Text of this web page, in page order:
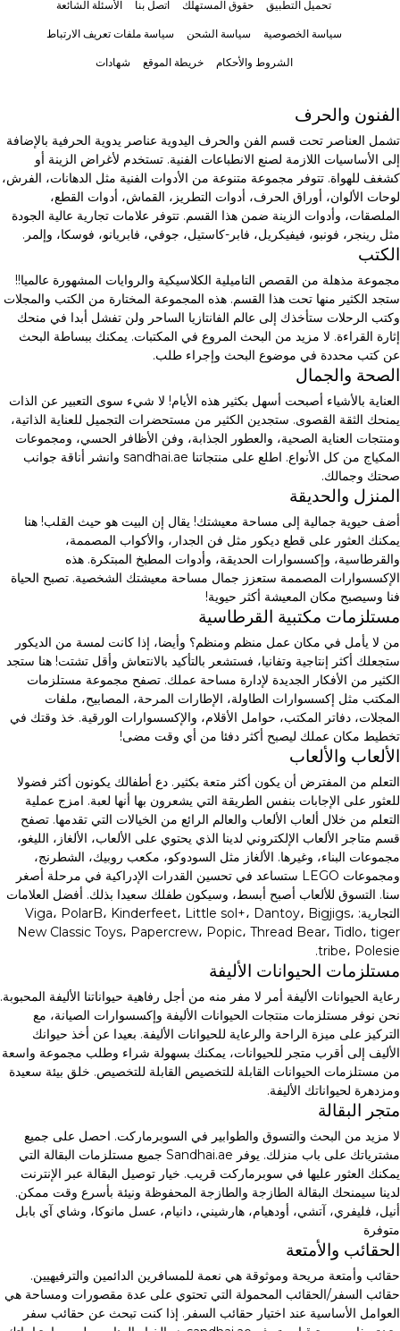
تحميل التطبيق حقوق المستهلك اتصل بنا الأسئلة الشائعة
سياسة الخصوصية سياسة الشحن سياسة ملفات تعريف الارتباط
الشروط والأحكام خريطة الموقع شهادات
الفنون والحرف
تشمل العناصر تحت قسم الفن والحرف اليدوية عناصر يدوية الحرفية بالإضافة
إلى الأساسيات اللازمة لصنع الانطباعات الفنية. تستخدم لأغراض الزينة أو
كشغف للهواة. تتوفر مجموعة متنوعة من الأدوات الفنية مثل الدهانات، الفرش،
لوحات الألوان، أوراق الحرف، أدوات التطريز، القماش، أدوات القطع،
الملصقات، وأدوات الزينة ضمن هذا القسم. تتوفر علامات تجارية عالية الجودة
مثل رينجر، فونبو، فيفيكريل، فابر-كاستيل، جوفي، فابريانو، فوسكا، وإلمر.
الكتب
مجموعة مذهلة من القصص التاميلية الكلاسيكية والروايات المشهورة عالميا!!
ستجد الكثير منها تحت هذا القسم. هذه المجموعة المختارة من الكتب والمجلات
وكتب الرحلات ستأخذك إلى عالم الفانتازيا الساحر ولن تفشل أبدا في منحك
إثارة القراءة. لا مزيد من البحث المروع في المكتبات. يمكنك ببساطة البحث
عن كتب محددة في موضوع البحث وإجراء طلب.
الصحة والجمال
العناية بالأشياء أصبحت أسهل بكثير هذه الأيام! لا شيء سوى التعبير عن الذات
يمنحك الثقة القصوى. ستجدين الكثير من مستحضرات التجميل للعناية الذاتية،
ومنتجات العناية الصحية، والعطور الجذابة، وفن الأظافر الحسي، ومجموعات
المكياج من كل الأنواع. اطلع على منتجاتنا sandhai.ae وانشر أناقة جوانب
صحتك وجمالك.
المنزل والحديقة
أضف حيوية جمالية إلى مساحة معيشتك! يقال إن البيت هو حيث القلب! هنا
يمكنك العثور على قطع ديكور مثل فن الجدار، والأكواب المصممة،
والقرطاسية، وإكسسوارات الحديقة، وأدوات المطبخ المبتكرة. هذه
الإكسسوارات المصممة ستعزز جمال مساحة معيشتك الشخصية. تصبح الحياة
فنا وسيصبح مكان المعيشة أكثر حيوية!
مستلزمات مكتبية القرطاسية
من لا يأمل في مكان عمل منظم ومنظم؟ وأيضا، إذا كانت لمسة من الديكور
ستجعلك أكثر إنتاجية وتفانيا، فستشعر بالتأكيد بالانتعاش وأقل تشتت! هنا ستجد
الكثير من الأفكار الجديدة لإدارة مساحة عملك. تصفح مجموعة مستلزمات
المكتب مثل إكسسوارات الطاولة، الإطارات المرحة، المصابيح، ملفات
المجلات، دفاتر المكتب، حوامل الأقلام، والإكسسوارات الورقية. خذ وقتك في
تخطيط مكان عملك ليصبح أكثر دفئا من أي وقت مضى!
الألعاب والألعاب
التعلم من المفترض أن يكون أكثر متعة بكثير. دع أطفالك يكونون أكثر فضولا
للعثور على الإجابات بنفس الطريقة التي يشعرون بها أنها لعبة. امزج عملية
التعلم من خلال ألعاب الألعاب والعالم الرائع من الخيالات التي تقدمها. تصفح
قسم متاجر الألعاب الإلكتروني لدينا الذي يحتوي على الألعاب، الألغاز، الليغو،
مجموعات البناء، وغيرها. الألغاز مثل السودوكو، مكعب روبيك، الشطرنج،
ومجموعات LEGO ستساعد في تحسين القدرات الإدراكية في مرحلة أصغر
سنا. التسوق للألعاب أصبح أبسط، وسيكون طفلك سعيدا بذلك. أفضل العلامات
التجارية: Viga، PolarB، Kinderfeet، Little sol+، Dantoy، Bigjigs،
New Classic Toys، Papercrew، Popic، Thread Bear، Tidlo، tiger
tribe، Polesie.
مستلزمات الحيوانات الأليفة
رعاية الحيوانات الأليفة أمر لا مفر منه من أجل رفاهية حيواناتنا الأليفة المحبوبة.
نحن نوفر مستلزمات منتجات الحيوانات الأليفة وإكسسوارات الصيانة، مع
التركيز على ميزة الراحة والرعاية للحيوانات الأليفة. بعيدا عن أخذ حيوانك
الأليف إلى أقرب متجر للحيوانات، يمكنك بسهولة شراء وطلب مجموعة واسعة
من مستلزمات الحيوانات القابلة للتخصيص القابلة للتخصيص. خلق بيئة سعيدة
ومزدهرة لحيواناتك الأليفة.
متجر البقالة
لا مزيد من البحث والتسوق والطوابير في السوبرماركت. احصل على جميع
مشترياتك على باب منزلك. يوفر Sandhai.ae جميع مستلزمات البقالة التي
يمكنك العثور عليها في سوبرماركت قريب. خيار توصيل البقالة عبر الإنترنت
لدينا سيمنحك البقالة الطازجة والطازجة المحفوظة ونيئة بأسرع وقت ممكن.
أنيل، فليفري، آتشي، أودهيام، هارشيني، دانيام، عسل مانوكا، وشاي آي بابل
متوفرة
الحقائب والأمتعة
حقائب وأمتعة مريحة وموثوقة هي نعمة للمسافرين الدائمين والترفيهيين.
حقائب السفر/الحقائب المحمولة التي تحتوي على عدة مقصورات ومساحة هي
العوامل الأساسية عند اختيار حقائب السفر. إذا كنت تبحث عن حقائب سفر